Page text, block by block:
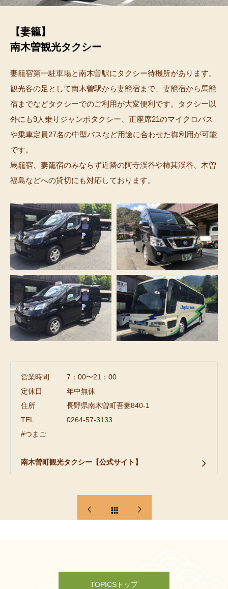
【妻籠】
南木曽観光タクシー
妻籠宿第一駐車場と南木曽駅にタクシー待機所があります。
観光客の足として南木曽駅から妻籠宿まで、妻籠宿から馬籠
宿までなどタクシーでのご利用が大変便利です。タクシー以
外にも9人乗りジャンボタクシー、正座席21のマイクロバス
や乗車定員27名の中型バスなど用途に合わせた御利用が可能
です。
馬籠宿、妻籠宿のみならず近隣の阿寺渓谷や柿其渓谷、木曽
福島などへの貸切にも対応しております。
営業時間
7：00〜21：00
定休日
年中無休
住所
長野県南木曽町吾妻840-1
TEL
0264-57-3133
#つまご
南木曽町観光タクシー【公式サイト】
TOPICSトップ